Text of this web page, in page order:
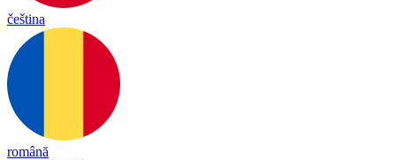
čeština
română